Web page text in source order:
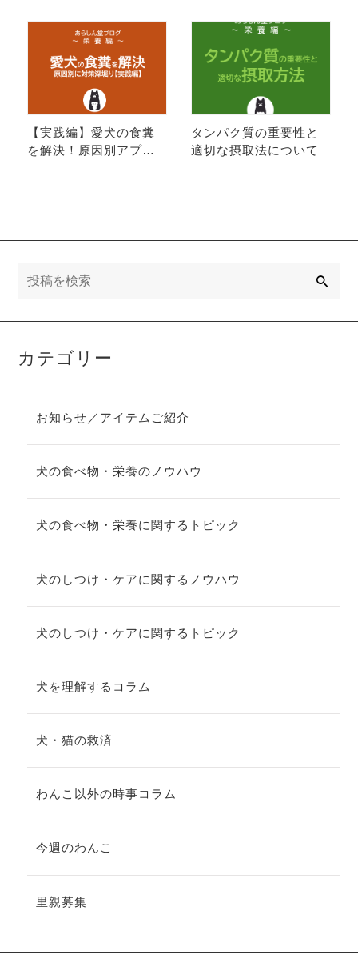
【実践編】愛犬の食糞
を解決！原因別アプロ
タンパク質の重要性と
適切な摂取法について
カテゴリー
お知らせ／アイテムご紹介
犬の食べ物・栄養のノウハウ
犬の食べ物・栄養に関するトピック
犬のしつけ・ケアに関するノウハウ
犬のしつけ・ケアに関するトピック
犬を理解するコラム
犬・猫の救済
わんこ以外の時事コラム
今週のわんこ
里親募集